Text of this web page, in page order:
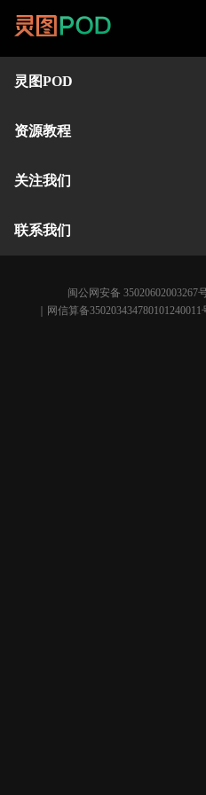
灵图POD
资源教程
关注我们
联系我们
闽公网安备 35020602003267
｜网信算备